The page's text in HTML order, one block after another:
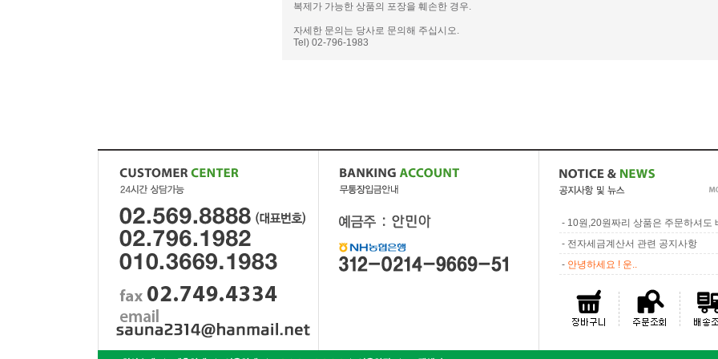
복제가 가능한 상품의 포장을 훼손한 경우.
자세한 문의는 당사로 문의해 주십시오.
Tel) 02-796-1983
- 10원,20원짜리 상품은 주문하셔도
- 전자세금계산서 관련 공지사항
- 안녕하세요 ! 운..